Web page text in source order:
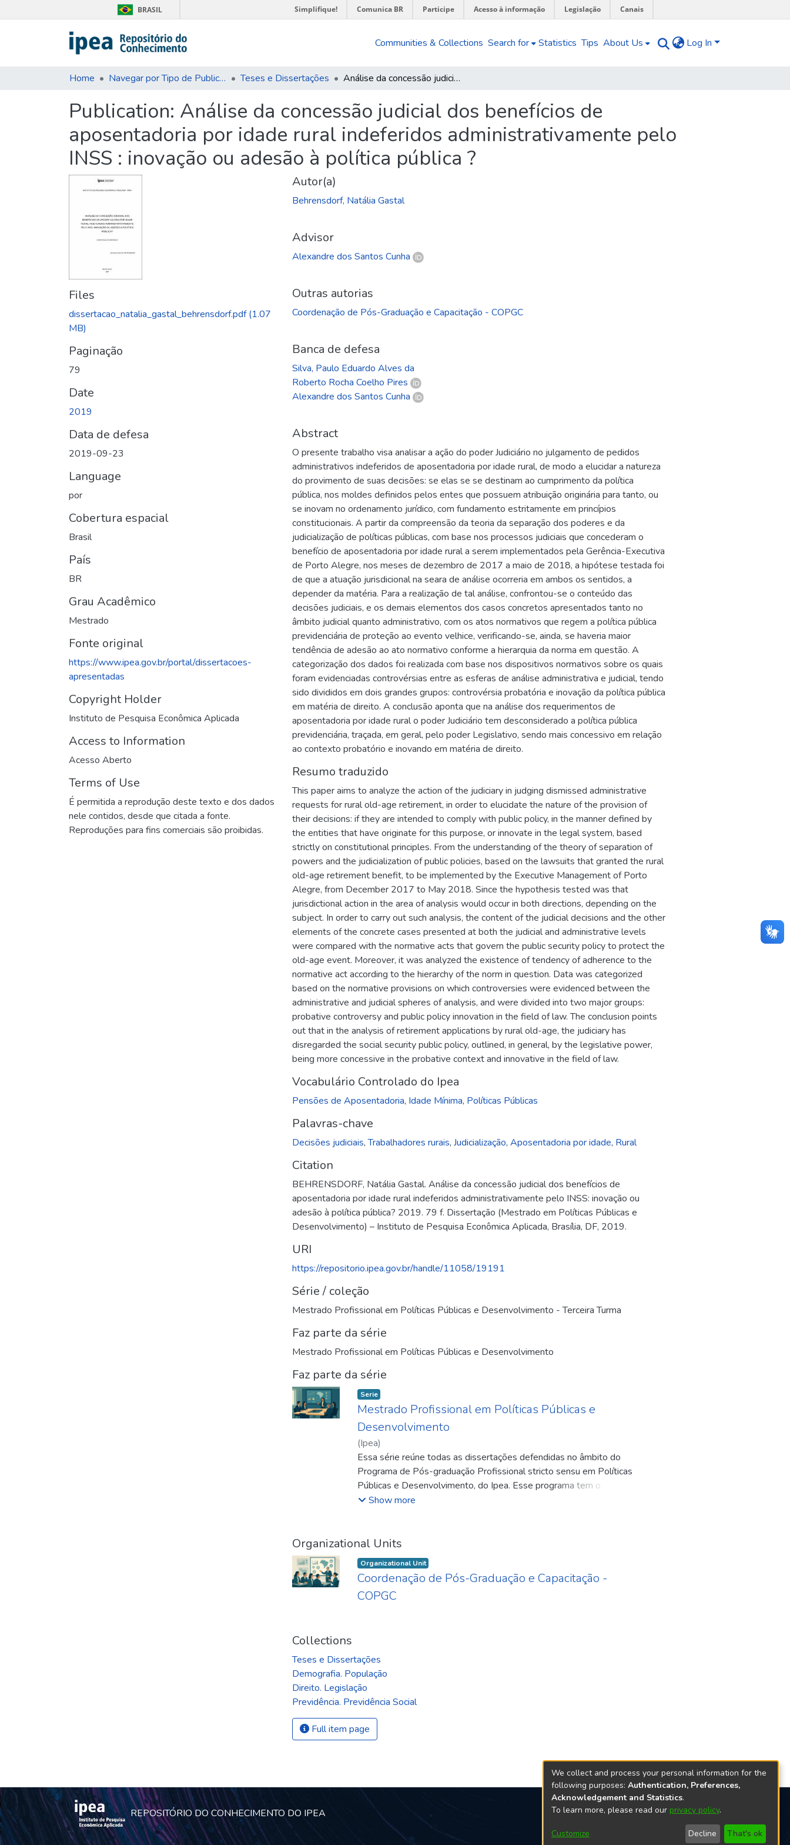
BRASIL Simplifique! Comunica BR Participe Acesso à informação Legislação Canais
Communities & Collections Search for Statistics Tips About Us Log In
Home Navegar por Tipo de Publicação Teses e Dissertações Análise da concessão judicial dos benefícios de aposentadoria por idade rural indeferidos administrativamente pelo INSS : inovação ou adesão à política pública ?
Publication: Análise da concessão judicial dos benefícios de
aposentadoria por idade rural indeferidos administrativamente pelo
INSS : inovação ou adesão à política pública ?
Files
dissertacao_natalia_gastal_behrensdorf.pdf(1.07
MB)
Paginação
79
Date
2019
Data de defesa
2019-09-23
Language
por
Cobertura espacial
Brasil
País
BR
Grau Acadêmico
Mestrado
Fonte original
https://www.ipea.gov.br/portal/dissertacoes-
apresentadas
Copyright Holder
Instituto de Pesquisa Econômica Aplicada
Access to Information
Acesso Aberto
Terms of Use
É permitida a reprodução deste texto e dos dados
nele contidos, desde que citada a fonte.
Reproduções para fins comerciais são proibidas.
Autor(a)
Behrensdorf, Natália Gastal
Advisor
Alexandre dos Santos Cunha
Outras autorias
Coordenação de Pós-Graduação e Capacitação - COPGC
Banca de defesa
Silva, Paulo Eduardo Alves da
Roberto Rocha Coelho Pires
Alexandre dos Santos Cunha
Abstract
O presente trabalho visa analisar a ação do poder Judiciário no julgamento de pedidos
administrativos indeferidos de aposentadoria por idade rural, de modo a elucidar a natureza
do provimento de suas decisões: se elas se se destinam ao cumprimento da política
pública, nos moldes definidos pelos entes que possuem atribuição originária para tanto, ou
se inovam no ordenamento jurídico, com fundamento estritamente em princípios
constitucionais. A partir da compreensão da teoria da separação dos poderes e da
judicialização de políticas públicas, com base nos processos judiciais que concederam o
benefício de aposentadoria por idade rural a serem implementados pela Gerência-Executiva
de Porto Alegre, nos meses de dezembro de 2017 a maio de 2018, a hipótese testada foi
de que a atuação jurisdicional na seara de análise ocorreria em ambos os sentidos, a
depender da matéria. Para a realização de tal análise, confrontou-se o conteúdo das
decisões judiciais, e os demais elementos dos casos concretos apresentados tanto no
âmbito judicial quanto administrativo, com os atos normativos que regem a política pública
previdenciária de proteção ao evento velhice, verificando-se, ainda, se haveria maior
tendência de adesão ao ato normativo conforme a hierarquia da norma em questão. A
categorização dos dados foi realizada com base nos dispositivos normativos sobre os quais
foram evidenciadas controvérsias entre as esferas de análise administrativa e judicial, tendo
sido divididos em dois grandes grupos: controvérsia probatória e inovação da política pública
em matéria de direito. A conclusão aponta que na análise dos requerimentos de
aposentadoria por idade rural o poder Judiciário tem desconsiderado a política pública
previdenciária, traçada, em geral, pelo poder Legislativo, sendo mais concessivo em relação
ao contexto probatório e inovando em matéria de direito.
Resumo traduzido
This paper aims to analyze the action of the judiciary in judging dismissed administrative
requests for rural old-age retirement, in order to elucidate the nature of the provision of
their decisions: if they are intended to comply with public policy, in the manner defined by
the entities that have originate for this purpose, or innovate in the legal system, based
strictly on constitutional principles. From the understanding of the theory of separation of
powers and the judicialization of public policies, based on the lawsuits that granted the rural
old-age retirement benefit, to be implemented by the Executive Management of Porto
Alegre, from December 2017 to May 2018. Since the hypothesis tested was that
jurisdictional action in the area of analysis would occur in both directions, depending on the
subject. In order to carry out such analysis, the content of the judicial decisions and the other
elements of the concrete cases presented at both the judicial and administrative levels
were compared with the normative acts that govern the public security policy to protect the
old-age event. Moreover, it was analyzed the existence of tendency of adherence to the
normative act according to the hierarchy of the norm in question. Data was categorized
based on the normative provisions on which controversies were evidenced between the
administrative and judicial spheres of analysis, and were divided into two major groups:
probative controversy and public policy innovation in the field of law. The conclusion points
out that in the analysis of retirement applications by rural old-age, the judiciary has
disregarded the social security public policy, outlined, in general, by the legislative power,
being more concessive in the probative context and innovative in the field of law.
Vocabulário Controlado do Ipea
Pensões de Aposentadoria, Idade Mínima, Políticas Públicas
Palavras-chave
Decisões judiciais,Trabalhadores rurais, Judicialização, Aposentadoria por idade, Rural
Citation
BEHRENSDORF, Natália Gastal. Análise da concessão judicial dos benefícios de
aposentadoria por idade rural indeferidos administrativamente pelo INSS: inovação ou
adesão à política pública? 2019. 79 f. Dissertação (Mestrado em Políticas Públicas e
Desenvolvimento) – Instituto de Pesquisa Econômica Aplicada, Brasília, DF, 2019.
URI
https://repositorio.ipea.gov.br/handle/11058/19191
Série / coleção
Mestrado Profissional em Políticas Públicas e Desenvolvimento - Terceira Turma
Faz parte da série
Mestrado Profissional em Políticas Públicas e Desenvolvimento
Faz parte da série
Serie
Mestrado Profissional em Políticas Públicas e
Desenvolvimento
(Ipea)
Essa série reúne todas as dissertações defendidas no âmbito do
Programa de Pós-graduação Profissional stricto sensu em Políticas
Públicas e Desenvolvimento, do Ipea. Esse programa tem o
objetivo de Capacitar servidoras/es da Administração Pública para
conceitos e instrumental analítico adequado para o exercício da
Show more
Organizational Units
Organizational Unit
Coordenação de Pós-Graduação e Capacitação -
COPGC
Collections
Teses e Dissertações
Demografia. População
Direito. Legislação
Previdência. Previdência Social
Full item page
REPOSITÓRIO DO CONHECIMENTO DO IPEA
Redes sociais
We collect and process your personal information for the
following purposes: Authentication, Preferences,
Acknowledgement and Statistics.
To learn more, please read our privacy policy.
Customize Decline That's ok